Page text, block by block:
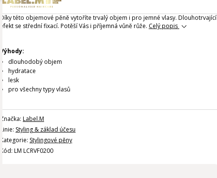
Díky této objemové pěně vytoříte trvalý objem i pro jemné vlasy. Dlouhotrvající
efekt se střední fixací. Potěší Vás i příjemná vůně růže. Celý popis
Výhody:
dlouhodobý objem
hydratace
lesk
pro všechny typy vlasů
Značka: Label.M
Linie: Styling & základ účesu
Kategorie: Stylingové pěny
Kód: LM LCRVF0200